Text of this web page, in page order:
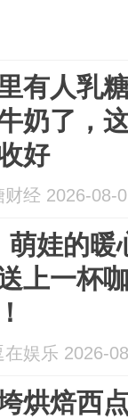
有人乳
奶了，
好
财经 2026-08-
萌娃的暖
上一杯
在娱乐 2026-
烘焙西